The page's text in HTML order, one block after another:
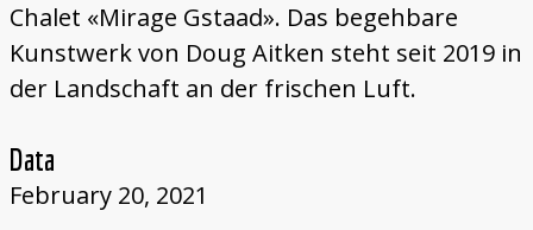
Chalet «Mirage Gstaad». Das begehbare
Kunstwerk von Doug Aitken steht seit 2019 in
der Landschaft an der frischen Luft.
Data
February 20, 2021